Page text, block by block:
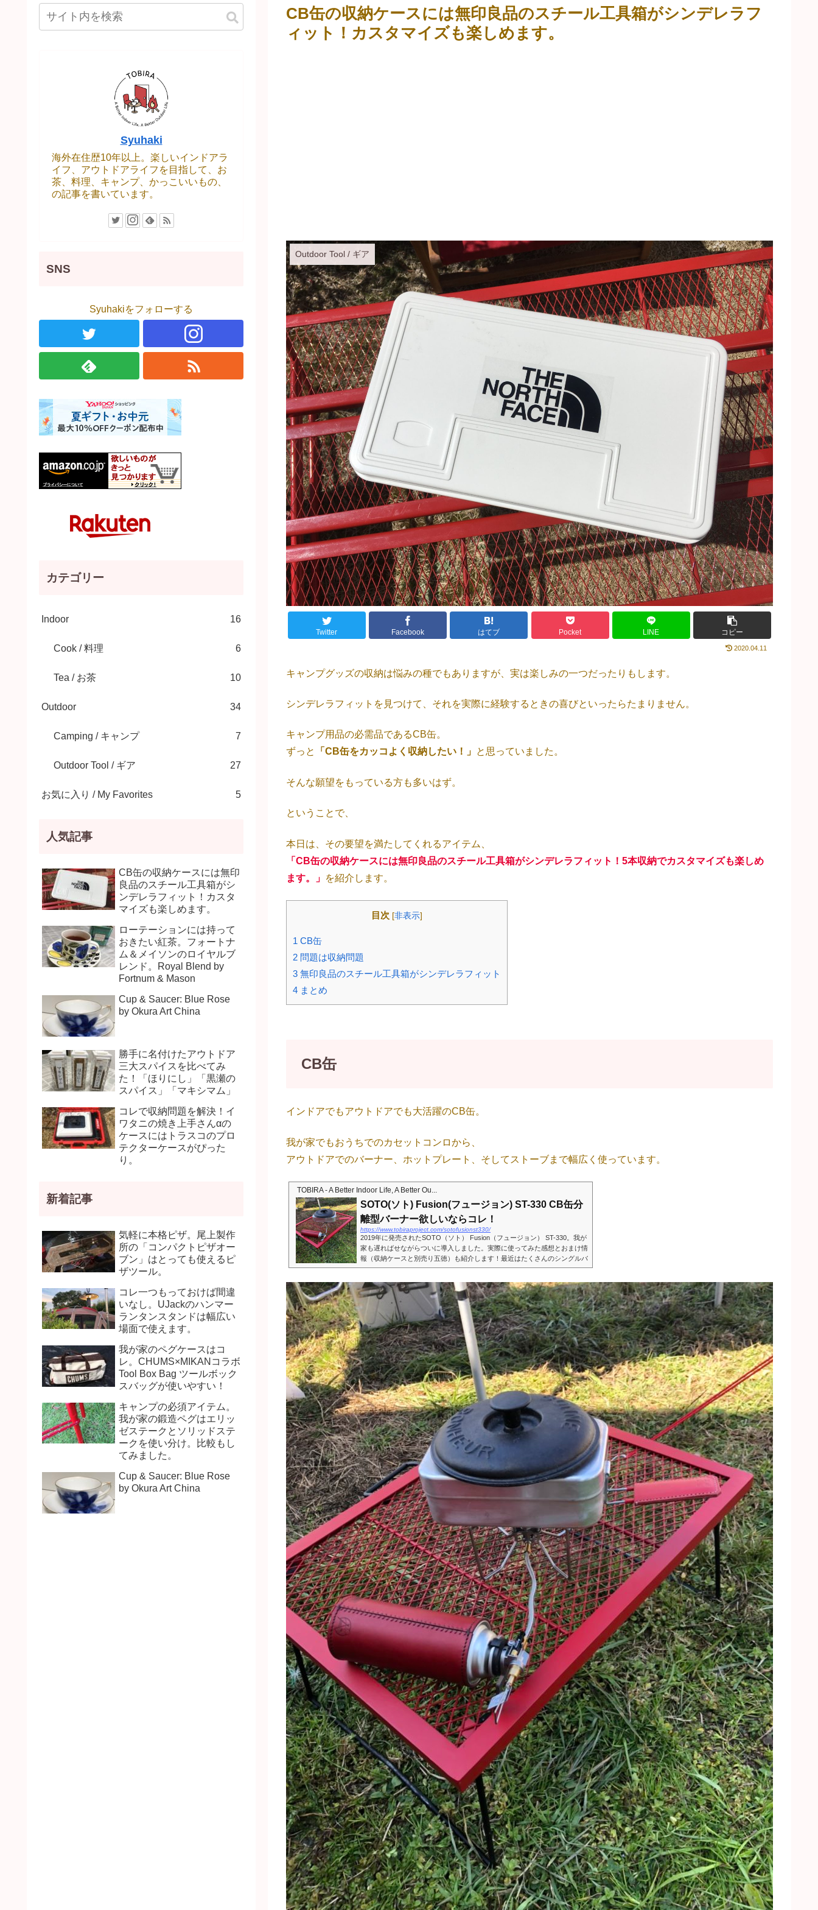
CB缶の収納ケースには無印良品のスチール工具箱がシンデレラフ
ィット！カスタマイズも楽しめます。
Outdoor Tool / ギア
Twitter Facebook はてブ Pocket LINE コピー
2020.04.11
キャンプグッズの収納は悩みの種でもありますが、実は楽しみの一つだったりもします。
シンデレラフィットを見つけて、それを実際に経験するときの喜びといったらたまりません。
キャンプ用品の必需品であるCB缶。
ずっと
「CB缶をカッコよく収納したい！」 と思っていました。
そんな願望をもっている方も多いはず。
ということで、
本日は、その要望を満たしてくれるアイテム、
「CB缶の収納ケースには無印良品のスチール工具箱がシンデレラフィット！5本収納でカスタマイズも楽しめ
ます。」 を紹介します。
目次 [非表示]
1 CB缶
2 問題は収納問題
3 無印良品のスチール工具箱がシンデレラフィット
4 まとめ
CB缶
インドアでもアウトドアでも大活躍のCB缶。
我が家でもおうちでのカセットコンロから、
アウトドアでのバーナー、ホットプレート、そしてストーブまで幅広く使っています。
TOBIRA - A Better Indoor Life, A Better Ou...
SOTO(ソト) Fusion(フュージョン) ST-330 CB缶分
離型バーナー欲しいならコレ！
https://www.tobiraproject.com/sotofusionst330/
2019年に発売されたSOTO（ソト） Fusion（フュージョン） ST-330。我が
家も遅ればせながらついに導入しました。実際に使ってみた感想とおまけ情
報（収納ケースと別売り五徳）も紹介します！最近はたくさんのシングルバ
ーナーが発売されていて何を買っていいか迷いま...
Syuhaki
海外在住歴10年以上。楽しいインドアラ
イフ、アウトドアライフを目指して、お
茶、料理、キャンプ、かっこいいもの、
の記事を書いています。
SNS
Syuhakiをフォローする
カテゴリー
Indoor 16
Cook / 料理 6
Tea / お茶 10
Outdoor 34
Camping / キャンプ 7
Outdoor Tool / ギア 27
お気に入り / My Favorites 5
人気記事
CB缶の収納ケースには無印
良品のスチール工具箱がシ
ンデレラフィット！カスタ
マイズも楽しめます。
ローテーションには持って
おきたい紅茶。フォートナ
ム＆メイソンのロイヤルブ
レンド。Royal Blend by
Fortnum & Mason
Cup & Saucer: Blue Rose
by Okura Art China
勝手に名付けたアウトドア
三大スパイスを比べてみ
た！「ほりにし」「黒瀬の
スパイス」「マキシマム」
コレで収納問題を解決！イ
ワタニの焼き上手さんαの
ケースにはトラスコのプロ
テクターケースがぴった
り。
新着記事
気軽に本格ピザ。尾上製作
所の「コンパクトピザオー
ブン」はとっても使えるピ
ザツール。
コレ一つもっておけば間違
いなし。UJackのハンマー
ランタンスタンドは幅広い
場面で使えます。
我が家のペグケースはコ
レ。CHUMS×MIKANコラボ
Tool Box Bag ツールボック
スバッグが使いやすい！
キャンプの必須アイテム。
我が家の鍛造ペグはエリッ
ゼステークとソリッドステ
ークを使い分け。比較もし
てみました。
Cup & Saucer: Blue Rose
by Okura Art China